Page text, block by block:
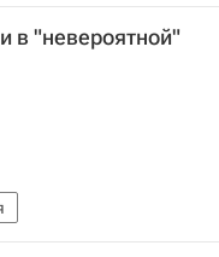
в "невероятной"